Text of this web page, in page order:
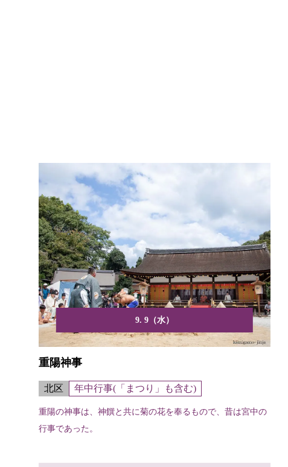
9. 9（水）
重陽神事
北区 年中行事(「まつり」も含む)
重陽の神事は、神饌と共に菊の花を奉るもので、昔は宮中の
行事であった。